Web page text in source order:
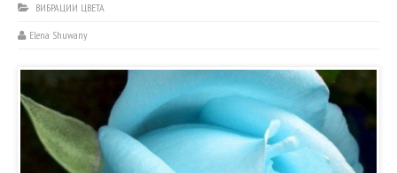
ВИБРАЦИИ ЦВЕТА
Elena Shuwany